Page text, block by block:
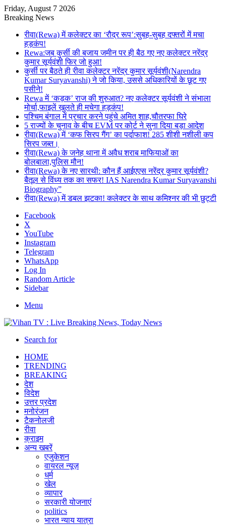
Friday, August 7 2026
Breaking News
रीवा(Rewa) में कलेक्टर का ‘रौद्र रूप’:सुबह-सुबह दफ्तरों में मचा
हड़कंप!
Rewa:जब कुर्सी की बजाय जमीन पर ही बैठ गए नए कलेक्टर नरेंद्र
कुमार सूर्यवंशी फिर जो हुआ!
कुर्सी पर बैठते ही रीवा कलेक्टर नरेंद्र कुमार सूर्यवंशी(Narendra
Kumar Suryavanshi) ने जो किया, उससे अधिकारियों के छूट गए
पसीने!
Rewa में ‘कड़क’ राज की शुरुआत? नए कलेक्टर सूर्यवंशी ने संभाला
मोर्चा,फाइलें खुलते ही मचेगा हड़कंप!
पश्चिम बंगाल में प्रचार करने पहुंचे अमित शाह,चौतरफा घिरे
5 राज्यों के चुनाव के बीच EVM पर कोर्ट ने सुना दिया बड़ा आदेश
रीवा(Rewa) में ‘कफ सिरप गैंग’ का पर्दाफाश! 285 शीशी नशीली कप
सिरप जब्त।
रीवा(Rewa) के जनेह थाना में अवैध शराब माफियाओं का
बोलबाला,पुलिस मौन!
रीवा(Rewa) के नए सारथी: कौन हैं आईएएस नरेंद्र कुमार सूर्यवंशी?
बैतूल से विंध्य तक का सफर! IAS Narendra Kumar Suryavanshi
Biography”
रीवा(Rewa) में डबल झटका! कलेक्टर के साथ कमिश्नर की भी छुट्टी
Facebook
X
YouTube
Instagram
Telegram
WhatsApp
Log In
Random Article
Sidebar
Menu
Search for
HOME
TRENDING
BREAKING
देश
विदेश
उत्तर प्रदेश
मनोरंजन
टैकनोलजी
रीवा
क्राइम
अन्य खबरें
एजुकेशन
वायरल न्यूज़
धर्म
खेल
व्यापार
सरकारी योजनाएं
politics
भारत न्याय यात्रा